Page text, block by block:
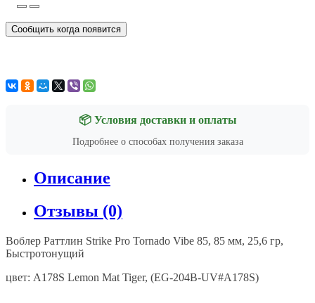
Сообщить когда появится
📦 Условия доставки и оплаты
Подробнее о способах получения заказа
Описание
Отзывы (0)
Воблер Раттлин Strike Pro Tornado Vibe 85, 85 мм, 25,6 гр,
Быстротонущий
цвет: A178S Lemon Mat Tiger, (EG-204B-UV#A178S)